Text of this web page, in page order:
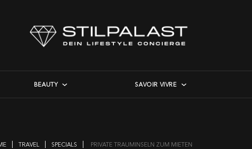
BEAUTY SAVOIR VIVRE
TRAVEL SPECIALS PRIVATE TRAUMINSELN ZUM MIETEN